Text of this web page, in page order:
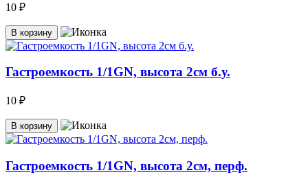
10 ₽
В корзину
Гастроемкость 1/1GN, высота 2см б.у.
10 ₽
В корзину
Гастроемкость 1/1GN, высота 2см, перф.